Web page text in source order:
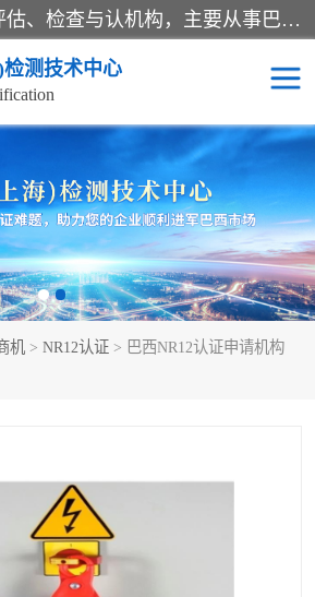
*是一家的测试、评估、检查与认机构，主要从事巴西NR10认证、NR12认证、NR13认证；ANATEL认证、INMTRO认证，欧盟CE认证：MD认证，PED认证，MID认证，ATEX认证，德国蓝色天使认证。
测技术中心
机 > NR12认证 > 巴西NR12认证申请机构
NR10认证
NR13认证
巴西NR认证
RETIE认证